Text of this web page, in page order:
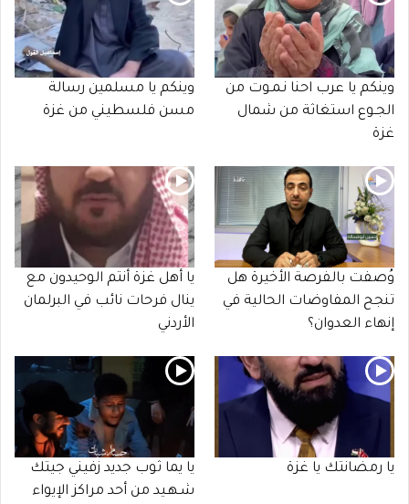
وينكم يا عرب احنا نـمـوت من
الجـوع استغاثة من شمال
غزة
وينكم يا مسلمين رسالة
مسن فلسطيني من غزة
وُصفت بالفرصة الأخيرة هل
تنجح المفاوضات الحالية في
إنهاء العدوان؟
يا أهل غزة أنتم الوحيدون مع
ينال فرحات نائب في البرلمان
الأردني
يا رمضانتك يا غزة
يا يما ثوب جديد زفيني جيتك
شـهـيد من أحد مراكز الإيواء